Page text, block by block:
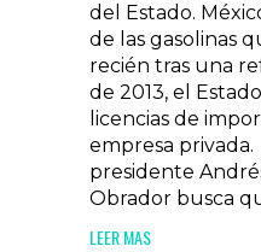
del Estado.
de las gasolinas
recién tras una
de 2013, el
licencias de
empresa
presidente
Obrador busca
LEER MAS